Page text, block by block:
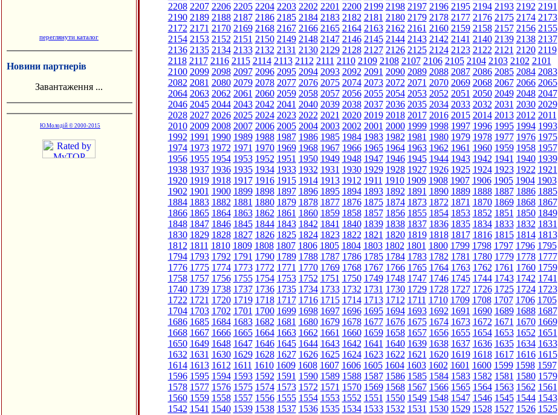
переглянути каталог
Новини партнерів
Завантаження ...
Ю.Молодій © 2000-2015
2208 2207 2206 2205 2204 2203 2202 2201 2200 2199 2198 2197 2196 2195 2194 2193 2192 2191
2190 2189 2188 2187 2186 2185 2184 2183 2182 2181 2180 2179 2178 2177 2176 2175 2174 2173
2172 2171 2170 2169 2168 2167 2166 2165 2164 2163 2162 2161 2160 2159 2158 2157 2156 2155
2154 2153 2152 2151 2150 2149 2148 2147 2146 2145 2144 2143 2142 2141 2140 2139 2138 2137
2136 2135 2134 2133 2132 2131 2130 2129 2128 2127 2126 2125 2124 2123 2122 2121 2120 2119
2118 2117 2116 2115 2114 2113 2112 2111 2110 2109 2108 2107 2106 2105 2104 2103 2102 2101
2100 2099 2098 2097 2096 2095 2094 2093 2092 2091 2090 2089 2088 2087 2086 2085 2084 2083
2082 2081 2080 2079 2078 2077 2076 2075 2074 2073 2072 2071 2070 2069 2068 2067 2066 2065
2064 2063 2062 2061 2060 2059 2058 2057 2056 2055 2054 2053 2052 2051 2050 2049 2048 2047
2046 2045 2044 2043 2042 2041 2040 2039 2038 2037 2036 2035 2034 2033 2032 2031 2030 2029
2028 2027 2026 2025 2024 2023 2022 2021 2020 2019 2018 2017 2016 2015 2014 2013 2012 2011
2010 2009 2008 2007 2006 2005 2004 2003 2002 2001 2000 1999 1998 1997 1996 1995 1994 1993
1992 1991 1990 1989 1988 1987 1986 1985 1984 1983 1982 1981 1980 1979 1978 1977 1976 1975
1974 1973 1972 1971 1970 1969 1968 1967 1966 1965 1964 1963 1962 1961 1960 1959 1958 1957
1956 1955 1954 1953 1952 1951 1950 1949 1948 1947 1946 1945 1944 1943 1942 1941 1940 1939
1938 1937 1936 1935 1934 1933 1932 1931 1930 1929 1928 1927 1926 1925 1924 1923 1922 1921
1920 1919 1918 1917 1916 1915 1914 1913 1912 1911 1910 1909 1908 1907 1906 1905 1904 1903
1902 1901 1900 1899 1898 1897 1896 1895 1894 1893 1892 1891 1890 1889 1888 1887 1886 1885
1884 1883 1882 1881 1880 1879 1878 1877 1876 1875 1874 1873 1872 1871 1870 1869 1868 1867
1866 1865 1864 1863 1862 1861 1860 1859 1858 1857 1856 1855 1854 1853 1852 1851 1850 1849
1848 1847 1846 1845 1844 1843 1842 1841 1840 1839 1838 1837 1836 1835 1834 1833 1832 1831
1830 1829 1828 1827 1826 1825 1824 1823 1822 1821 1820 1819 1818 1817 1816 1815 1814 1813
1812 1811 1810 1809 1808 1807 1806 1805 1804 1803 1802 1801 1800 1799 1798 1797 1796 1795
1794 1793 1792 1791 1790 1789 1788 1787 1786 1785 1784 1783 1782 1781 1780 1779 1778 1777
1776 1775 1774 1773 1772 1771 1770 1769 1768 1767 1766 1765 1764 1763 1762 1761 1760 1759
1758 1757 1756 1755 1754 1753 1752 1751 1750 1749 1748 1747 1746 1745 1744 1743 1742 1741
1740 1739 1738 1737 1736 1735 1734 1733 1732 1731 1730 1729 1728 1727 1726 1725 1724 1723
1722 1721 1720 1719 1718 1717 1716 1715 1714 1713 1712 1711 1710 1709 1708 1707 1706 1705
1704 1703 1702 1701 1700 1699 1698 1697 1696 1695 1694 1693 1692 1691 1690 1689 1688 1687
1686 1685 1684 1683 1682 1681 1680 1679 1678 1677 1676 1675 1674 1673 1672 1671 1670 1669
1668 1667 1666 1665 1664 1663 1662 1661 1660 1659 1658 1657 1656 1655 1654 1653 1652 1651
1650 1649 1648 1647 1646 1645 1644 1643 1642 1641 1640 1639 1638 1637 1636 1635 1634 1633
1632 1631 1630 1629 1628 1627 1626 1625 1624 1623 1622 1621 1620 1619 1618 1617 1616 1615
1614 1613 1612 1611 1610 1609 1608 1607 1606 1605 1604 1603 1602 1601 1600 1599 1598 1597
1596 1595 1594 1593 1592 1591 1590 1589 1588 1587 1586 1585 1584 1583 1582 1581 1580 1579
1578 1577 1576 1575 1574 1573 1572 1571 1570 1569 1568 1567 1566 1565 1564 1563 1562 1561
1560 1559 1558 1557 1556 1555 1554 1553 1552 1551 1550 1549 1548 1547 1546 1545 1544 1543
1542 1541 1540 1539 1538 1537 1536 1535 1534 1533 1532 1531 1530 1529 1528 1527 1526 1525